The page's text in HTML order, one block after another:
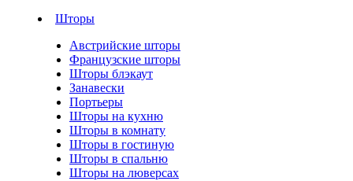
Шторы
Австрийские шторы
Французские шторы
Шторы блэкаут
Занавески
Портьеры
Шторы на кухню
Шторы в комнату
Шторы в гостиную
Шторы в спальню
Шторы на люверсах